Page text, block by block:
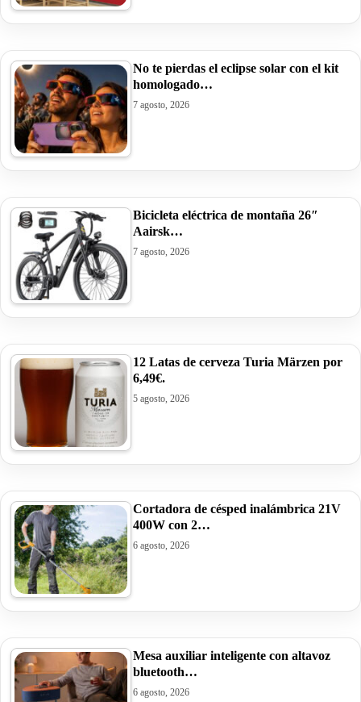
No te pierdas el eclipse solar con el kit
homologado…
7 agosto, 2026
Bicicleta eléctrica de montaña 26″
Aairsk…
7 agosto, 2026
12 Latas de cerveza Turia Märzen por
6,49€.
5 agosto, 2026
Cortadora de césped inalámbrica 21V
400W con 2…
6 agosto, 2026
Mesa auxiliar inteligente con altavoz
bluetooth…
6 agosto, 2026